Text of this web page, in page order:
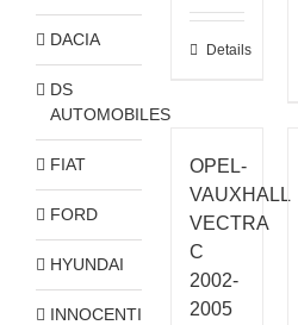
Details
OPEL-
VAUXHALL
VECTRA
C
2002-
2005
DACIA
DS
AUTOMOBILES
FIAT
FORD
HYUNDAI
INNOCENTI